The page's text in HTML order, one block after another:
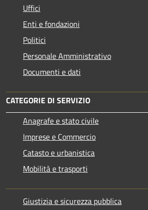
Uffici
Enti e fondazioni
Politici
Personale Amministrativo
Documenti e dati
CATEGORIE DI SERVIZIO
Anagrafe e stato civile
Imprese e Commercio
Catasto e urbanistica
Mobilità e trasporti
Giustizia e sicurezza pubblica